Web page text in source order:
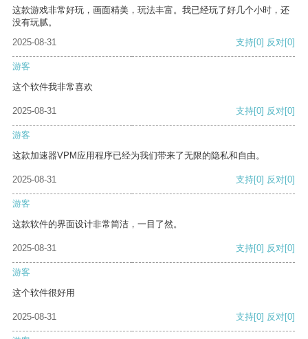
这款游戏非常好玩，画面精美，玩法丰富。我已经玩了好几个小时，还
没有玩腻。
2025-08-31
支持[0] 反对[0]
游客
这个软件我非常喜欢
2025-08-31 支持[0] 反对[0]
游客
这款加速器VPM应用程序已经为我们带来了无限的隐私和自由。
2025-08-31 支持[0] 反对[0]
游客
这款软件的界面设计非常简洁，一目了然。
2025-08-31 支持[0] 反对[0]
游客
这个软件很好用
2025-08-31 支持[0] 反对[0]